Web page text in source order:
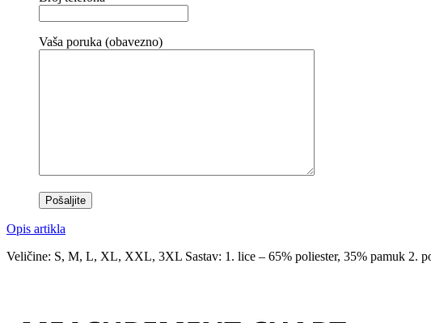
Vaša poruka (obavezno)
Opis artikla
Veličine: S, M, L, XL, XXL, 3XL Sastav: 1. lice – 65% poliester, 35% pamuk 2.